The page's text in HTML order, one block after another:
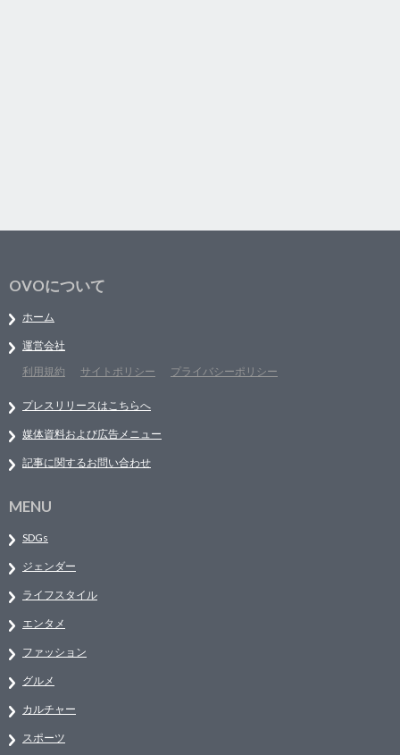
OVOについて
ホーム
運営会社
利用規約
サイトポリシー プライバシーポリシー
プレスリリースはこちらへ
媒体資料および広告メニュー
記事に関するお問い合わせ
MENU
SDGs
ジェンダー
ライフスタイル
エンタメ
ファッション
グルメ
カルチャー
スポーツ